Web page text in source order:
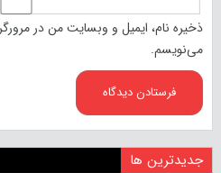
ذخیره نام، ایمیل و وبسایت من در
می‌نویسم.
جدیدترین ها